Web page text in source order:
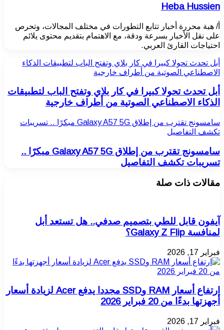
Heba Hussien
أ/ هبة محررة أخبار تتابع التطورات في مختلف المجالات، وتحرص
على نقل الأخبار بسرعة ودقة، مع الاهتمام بتقديم محتوى يلائم
احتياجات القارئ العربي.
أبل تحدث تحولا كبيرا في كار بلاي وتفتح الباب لتطبيقات الذكاء
الاصطناعي الصوتية من أطراف خارجية
أبل تحدث تحولا كبيرا في كار بلاي وتفتح الباب لتطبيقات
الذكاء الاصطناعي الصوتية من أطراف خارجية
سامسونج تقترب من إطلاق Galaxy A57 5G مبكرًا .. تسريبات
تكشف التفاصيل
سامسونج تقترب من إطلاق Galaxy A57 5G مبكرًا ..
تسريبات تكشف التفاصيل
مقالات ذات صلة
آيفون قابل للطي بتصميم صدفي.. هل تستعد أبل
لمنافسة Galaxy Z Flip؟
فبراير 17, 2026
ارتفاع أسعار RAM وSSD مجددا يدفع Acer لزيادة أسعار
أجهزتها بدءًا من 20 فبراير 2026
فبراير 17, 2026